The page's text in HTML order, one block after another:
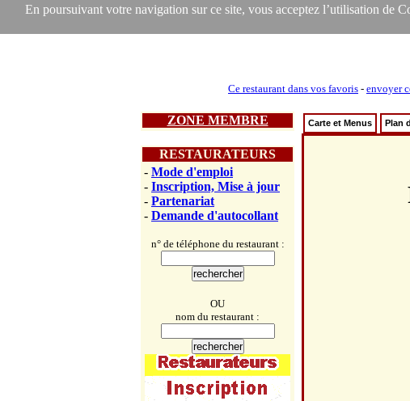
En poursuivant votre navigation sur ce site, vous acceptez l’utilisation de
Ce restaurant dans vos favoris - envoyer
ZONE MEMBRE
RESTAURATEURS
- Mode d'emploi
- Inscription, Mise à jour
- Partenariat
- Demande d'autocollant
n° de téléphone du restaurant :
OU
nom du restaurant :
Carte et Menus Plan